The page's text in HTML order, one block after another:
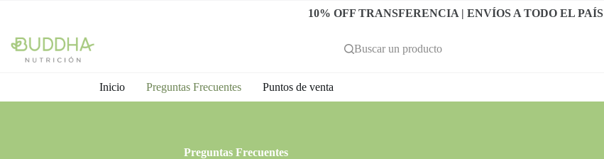
10% OFF TRANSFERENCIA | ENVÍOS A TODO EL PAÍS
Buscar un producto
Inicio Preguntas Frecuentes Puntos de venta
Preguntas Frecuentes